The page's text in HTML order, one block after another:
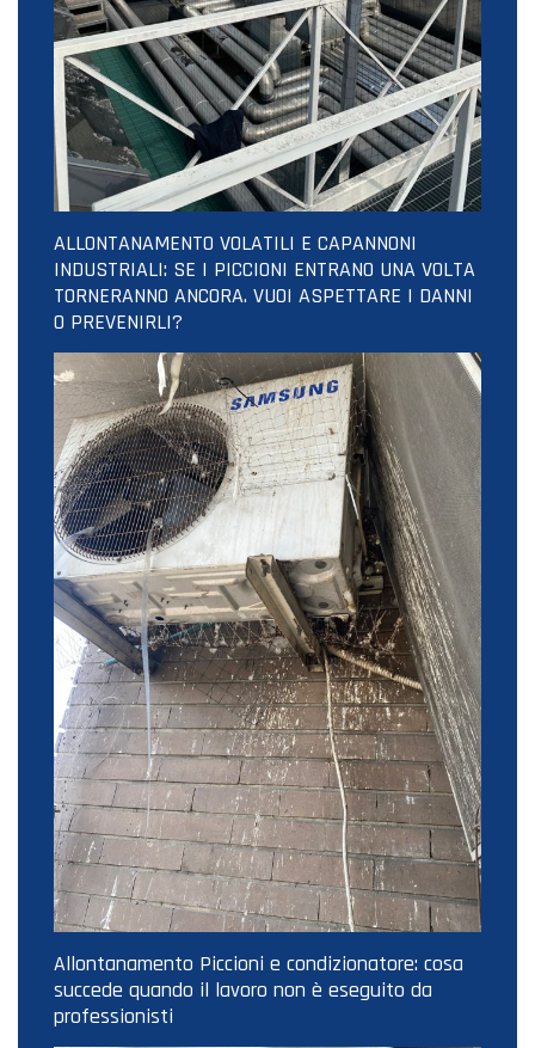
ALLONTANAMENTO VOLATILI E CAPANNONI
INDUSTRIALI: SE I PICCIONI ENTRANO UNA VOLTA
TORNERANNO ANCORA. VUOI ASPETTARE I DANNI
O PREVENIRLI?
Allontanamento Piccioni e condizionatore: cosa
succede quando il lavoro non è eseguito da
professionisti